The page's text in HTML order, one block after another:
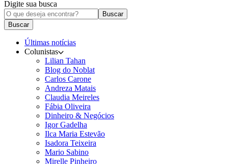
Digite sua busca
Buscar
Buscar
Últimas notícias
Colunistas
Lilian Tahan
Blog do Noblat
Carlos Carone
Andreza Matais
Claudia Meireles
Fábia Oliveira
Dinheiro & Negócios
Igor Gadelha
Ilca Maria Estevão
Isadora Teixeira
Mario Sabino
Mirelle Pinheiro